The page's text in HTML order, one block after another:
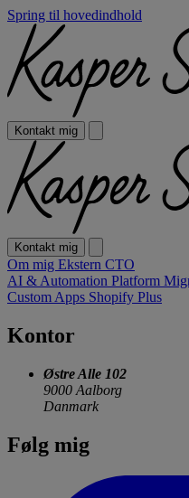
Spring til hovedindhold
Kontakt mig
Kontakt mig
Om mig Ekstern CTO
AI & Automation Platform
Custom Apps Shopify Plus
Kontor
Østre Alle 102
9000 Aalborg
Danmark
Følg mig